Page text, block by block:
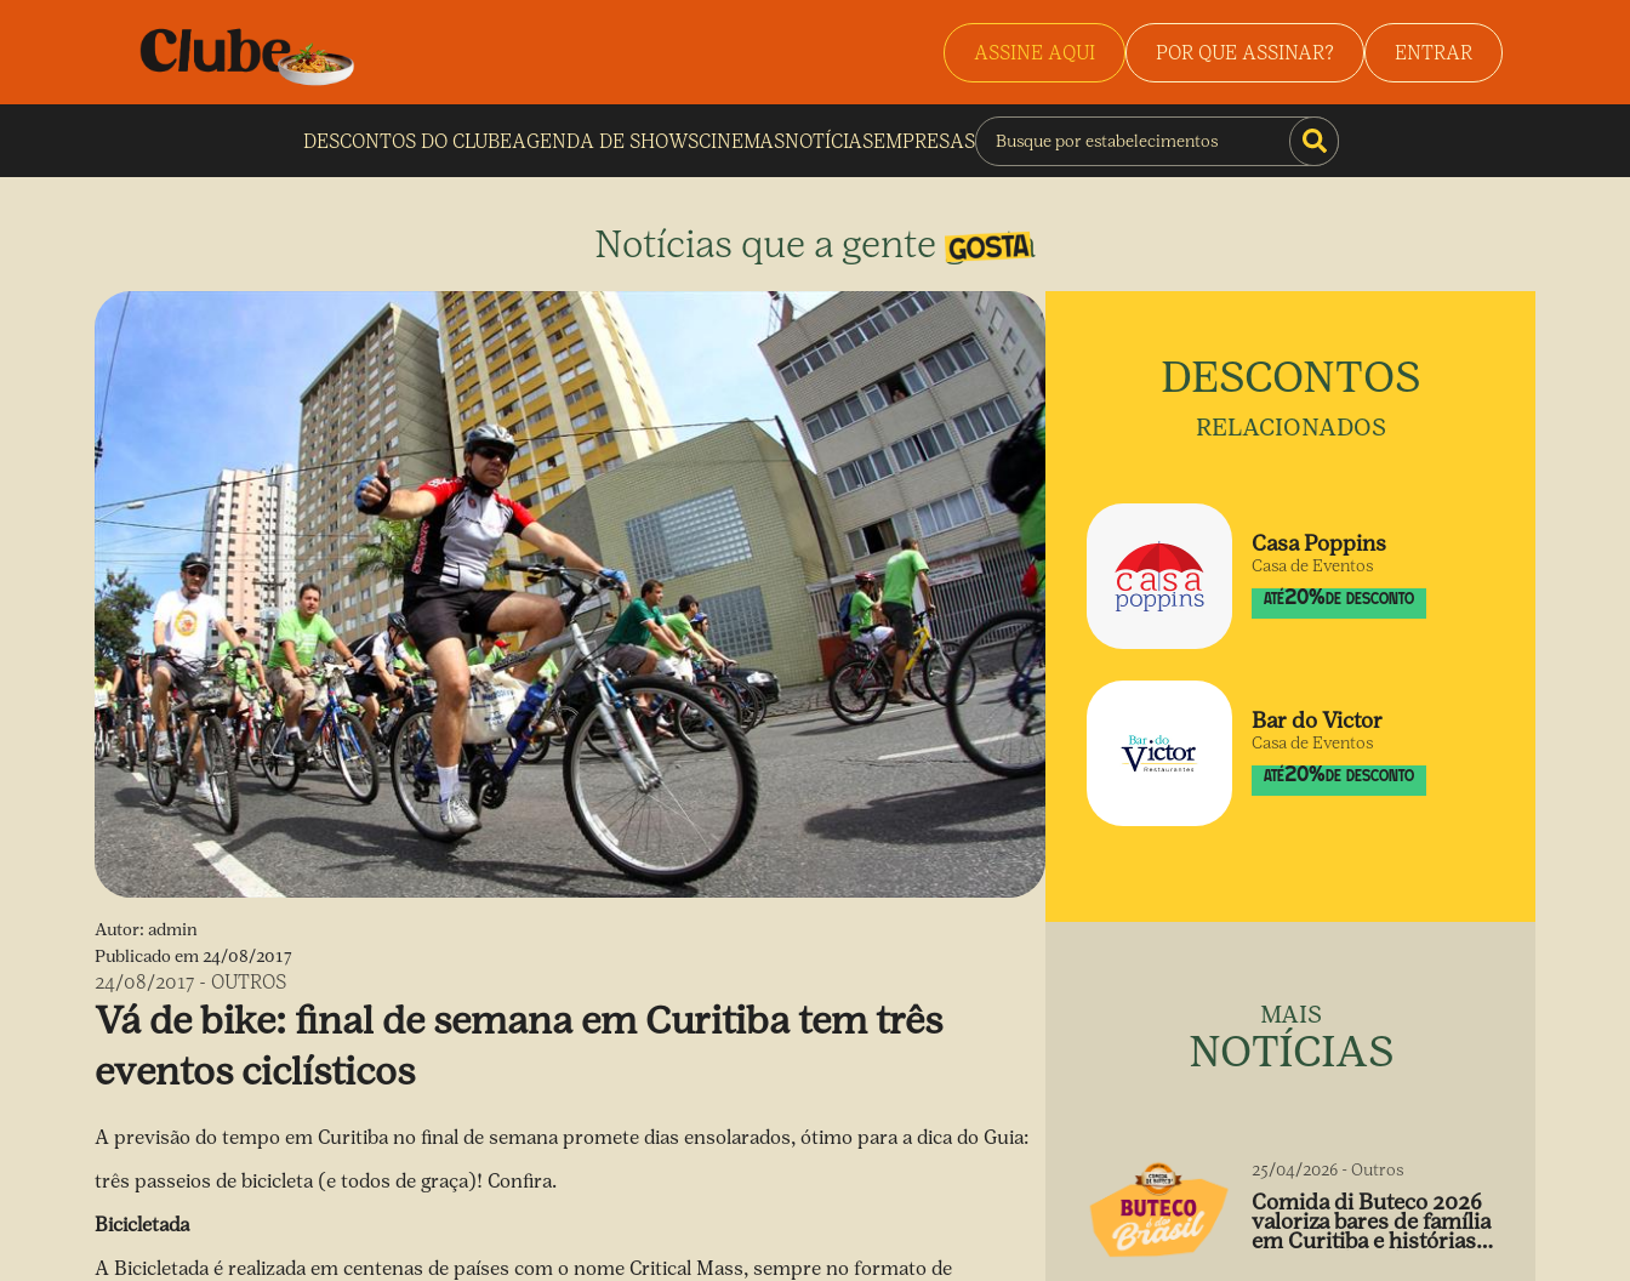
ASSINE AQUI POR QUE ASSINAR? ENTRAR
DESCONTOS DO CLUBEAGENDA DE SHOWSCINEMASNOTÍCIASEMPRESAS
Notícias que a gente gosta
Autor: admin
Publicado em24/08/2017
24/08/2017 - OUTROS
Vá de bike: final de semana em Curitiba tem três
eventos ciclísticos
A previsão do tempo em Curitiba no final de semana promete dias ensolarados, ótimo para a dica do Guia:
três passeios de bicicleta (e todos de graça)! Confira.
Bicicletada
A Bicicletada é realizada em centenas de países com o nome Critical Mass, sempre no formato de
DESCONTOS
RELACIONADOS
Casa Poppins
Casa de Eventos
ATÉ20%DE DESCONTO
Bar do Victor
Casa de Eventos
ATÉ20%DE DESCONTO
MAIS
NOTÍCIAS
25/04/2026 -Outros
Comida di Buteco 2026
valoriza bares de família
em Curitiba e histórias